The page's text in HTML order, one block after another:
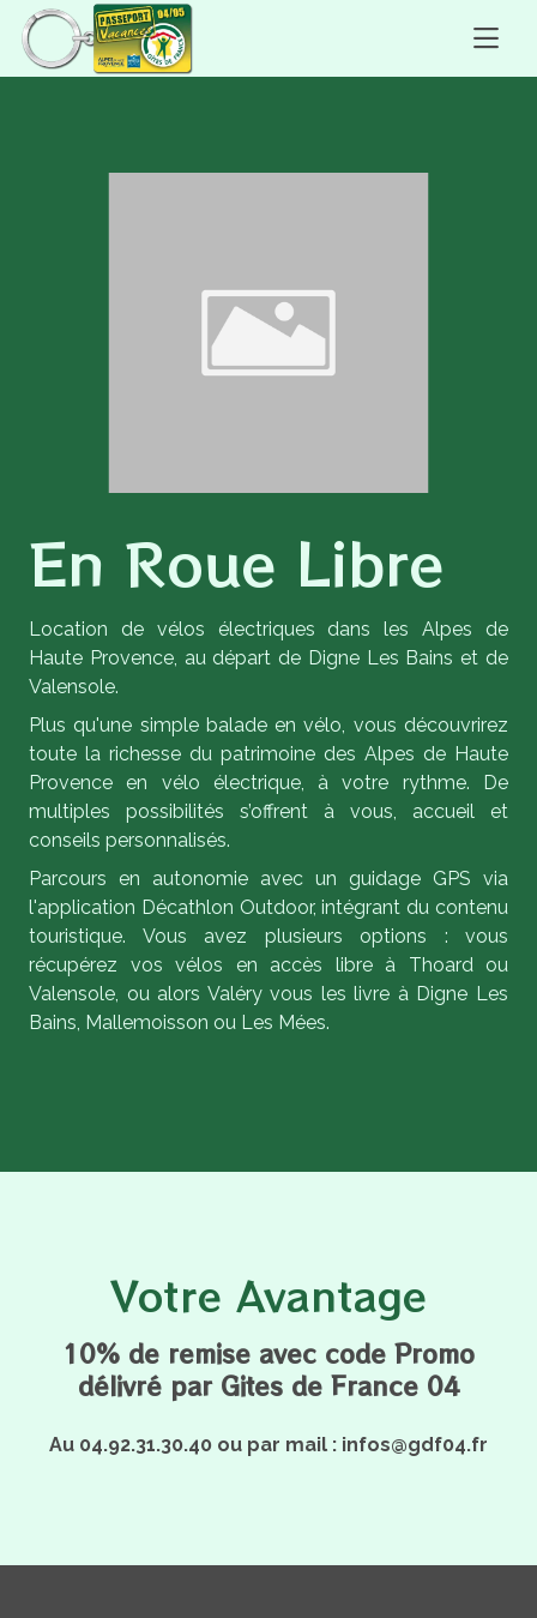
En Roue Libre
Location de vélos électriques dans les Alpes de
Haute Provence, au départ de Digne Les Bains et de
Valensole.
Plus qu'une simple balade en vélo, vous découvrirez
toute la richesse du patrimoine des Alpes de Haute
Provence en vélo électrique, à votre rythme. De
multiples possibilités s’offrent à vous, accueil et
conseils personnalisés.
Parcours en autonomie avec un guidage GPS via
l'application Décathlon Outdoor, intégrant du contenu
touristique. Vous avez plusieurs options : vous
récupérez vos vélos en accès libre à Thoard ou
Valensole, ou alors Valéry vous les livre à Digne Les
Bains, Mallemoisson ou Les Mées.
Votre Avantage
10% de remise avec code Promo
délivré par Gites de France 04
Au 04.92.31.30.40 ou par mail : infos@gdf04.fr